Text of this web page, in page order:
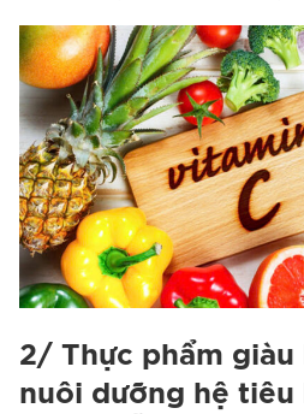
2/ Thực phẩm giàu
nuôi dưỡng hệ tiêu